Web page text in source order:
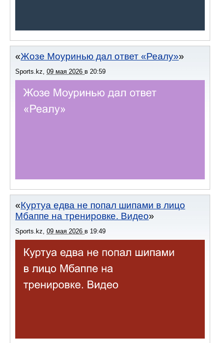
Жозе Моуринью дал ответ «Реалу»
Sports.kz 09 мая 2026 в 20:59
Куртуа едва не попал шипами в лицо
Мбаппе на тренировке. Видео
Sports.kz 09 мая 2026 в 19:49